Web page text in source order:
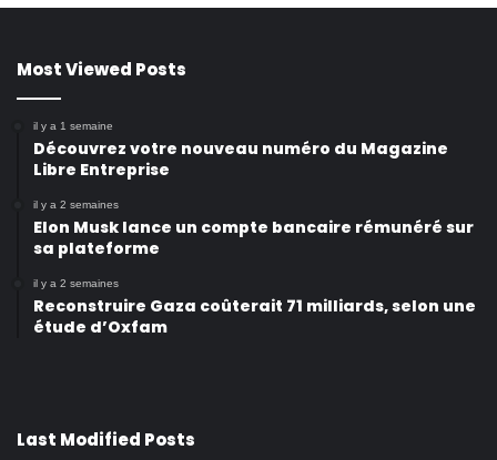
Most Viewed Posts
il y a 1 semaine
Découvrez votre nouveau numéro du Magazine
Libre Entreprise
il y a 2 semaines
Elon Musk lance un compte bancaire rémunéré sur
sa plateforme
il y a 2 semaines
Reconstruire Gaza coûterait 71 milliards, selon une
étude d’Oxfam
Last Modified Posts